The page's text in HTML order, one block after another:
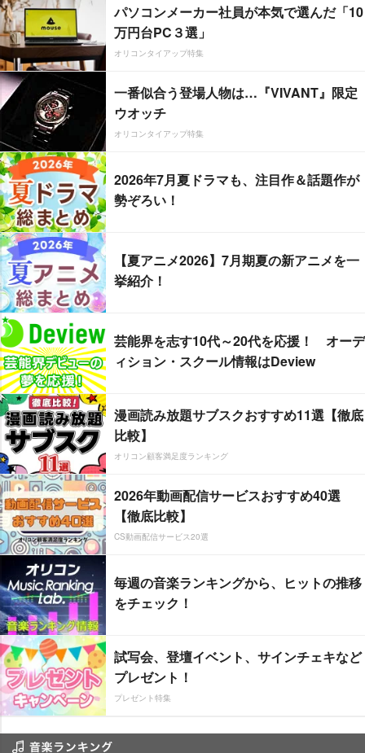
パソコンメーカー社員が本気で選んだ「10
万円台PC３選」
オリコンタイアップ特集
一番似合う登場人物は…『VIVANT』限定
ウオッチ
オリコンタイアップ特集
2026年7月夏ドラマも、注目作＆話題作が
勢ぞろい！
【夏アニメ2026】7月期夏の新アニメを一
挙紹介！
芸能界を志す10代～20代を応援！ オーデ
ィション・スクール情報はDeview
漫画読み放題サブスクおすすめ11選【徹底
比較】
オリコン顧客満足度ランキング
2026年動画配信サービスおすすめ40選
【徹底比較】
CS動画配信サービス20選
毎週の音楽ランキングから、ヒットの推移
をチェック！
試写会、登壇イベント、サインチェキなど
プレゼント！
プレゼント特集